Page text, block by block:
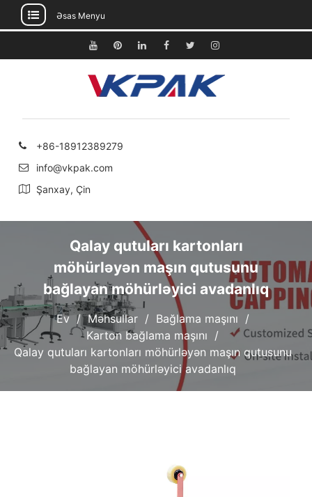
keçin
Əsas Menyu
YoutubePinterestLinkedinFacebook
TwitterInstagram
+86-18912389279
info@vkpak.com
Şanxay, Çin
Qalay qutuları kartonları
möhürləyən maşın qutusunu
bağlayan möhürləyici avadanlıq
Ev Məhsullar
Bağlama maşını
Karton bağlama maşını
Qalay qutuları kartonları möhürləyən maşın qutusunu
bağlayan möhürləyici avadanlıq